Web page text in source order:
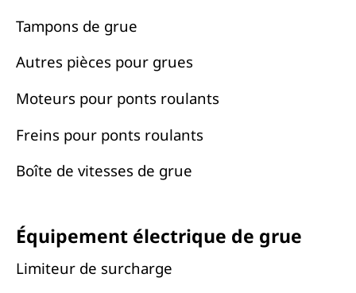
Tampons de grue
Autres pièces pour grues
Moteurs pour ponts roulants
Freins pour ponts roulants
Boîte de vitesses de grue
Équipement électrique de grue
Limiteur de surcharge